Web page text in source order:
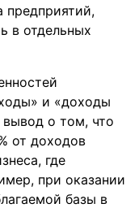
предприятий,
в отдельных
и «доходы
о том, что
от доходов
где
при оказании
базы в